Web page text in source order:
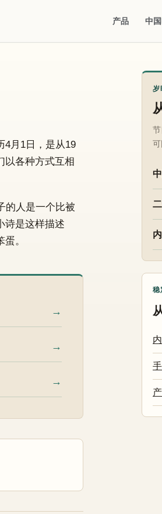
产品 中
4月1日，是从19
以各种方式互相
的人是一个比被
诗是这样描述
。
→
→
→
岁
稳